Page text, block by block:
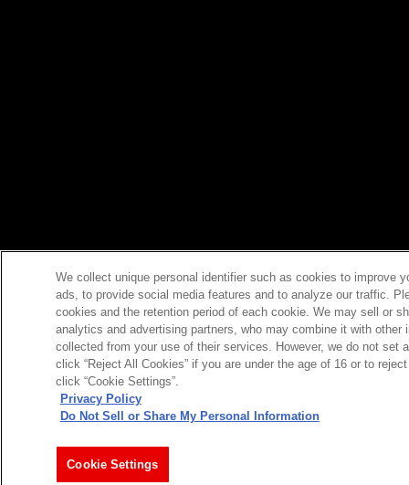
We collect unique personal identifier such as cookies to improve
ads, to provide social media features and to analyze our traffic.
cookies and the retention period of each cookie. We may sell or
analytics and advertising partners, who may combine it with
collected from your use of their services. However, we do not set
click “Reject All Cookies” if you are under the age of 16 or to
click “Cookie Settings”.
Privacy Policy
Do Not Sell or Share My Personal Information
Cookie Settings